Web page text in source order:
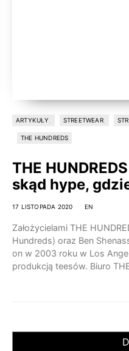
ARTYKUŁY STREETWEAR
THE HUNDREDS
THE
skąd hype,
17 LISTOPADA 2020 EN
Założycielami THE
Hundreds) oraz Ben
on w 2003 roku w Los
produkcją teesów. Biuro